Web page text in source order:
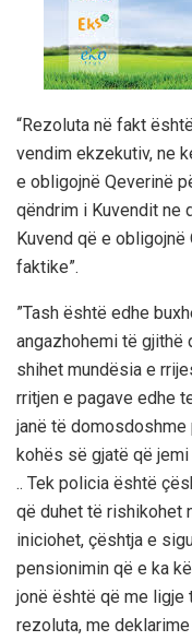
“Rezoluta në fakt
vendim ekzekutiv, ne
e obligojnë Qeverinë
qëndrim i Kuvendit ne
Kuvend që e
faktike”.
”Tash është edhe
angazhohemi të gjithë
shihet mundësia e
rritjen e pagave edhe
janë të
kohës së gjatë që
.. Tek policia është
që duhet të rishikohet
iniciohet, çështja e
pensionimin që e ka
jonë është që me ligje
rezoluta, me